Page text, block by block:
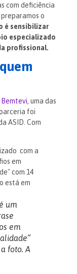
com deficiência
o
é sensibilizar
especializado
profissional.
Bemtevi, uma das
foi
ASID. Com
um
em
foto. A